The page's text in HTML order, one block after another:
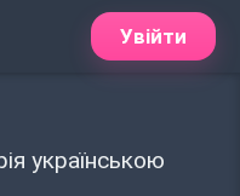
Увійти
українською